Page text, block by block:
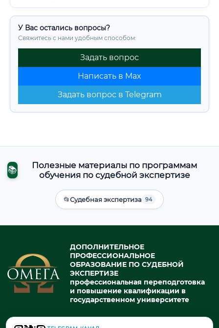
У Вас остались вопросы?
Свяжитесь с нами удобным способом:
Задать вопрос
Написать в Max
Задать вопрос в Telegram
📚
Полезные материалы по программам
обучения по судебной экспертизе
📂Судебная экспертиза 94
ДОПОЛНИТЕЛЬНОЕ
ПРОФЕССИОНАЛЬНОЕ
ОБРАЗОВАНИЕ ПО СУДЕБНОЙ
ЭКСПЕРТИЗЕ
профессиональная переподготовка
и повышение квалификации в
государственном университете